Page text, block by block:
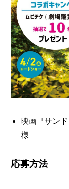
映画『サン
様
応募方法